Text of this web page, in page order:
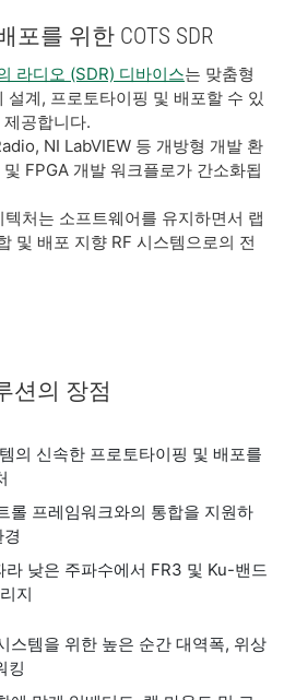
포를 위한 COTS SDR
라디오 (SDR) 디바이스는 맞춤형
설계, 프로토타이핑 및 배포할 수 있
공합니다.
NI LabVIEW 등 개방형 개발 환
FPGA 개발 워크플로가 간소화됩
처는 소프트웨어를 유지하면서 랩
및 배포 지향 RF 시스템으로의 전
션의 장점
의 신속한 프로토타이핑 및 배포를
롤 프레임워크와의 통합을 지원하
라 낮은 주파수에서 FR3 및 Ku-밴드
지
스템을 위한 높은 순간 대역폭, 위상
킹